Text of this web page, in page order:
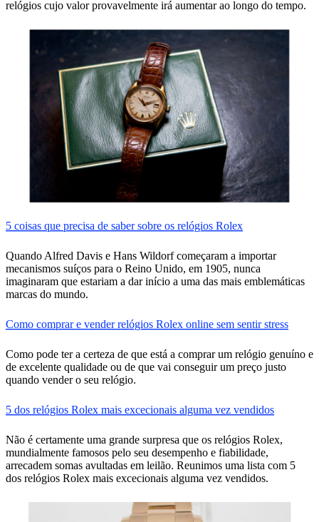
relógios cujo valor provavelmente irá aumentar ao longo do tempo.
5 coisas que precisa de saber sobre os relógios Rolex
Quando Alfred Davis e Hans Wildorf começaram a importar
mecanismos suíços para o Reino Unido, em 1905, nunca
imaginaram que estariam a dar início a uma das mais emblemáticas
marcas do mundo.
Como comprar e vender relógios Rolex online sem sentir stress
Como pode ter a certeza de que está a comprar um relógio genuíno e
de excelente qualidade ou de que vai conseguir um preço justo
quando vender o seu relógio.
5 dos relógios Rolex mais excecionais alguma vez vendidos
Não é certamente uma grande surpresa que os relógios Rolex,
mundialmente famosos pelo seu desempenho e fiabilidade,
arrecadem somas avultadas em leilão. Reunimos uma lista com 5
dos relógios Rolex mais excecionais alguma vez vendidos.